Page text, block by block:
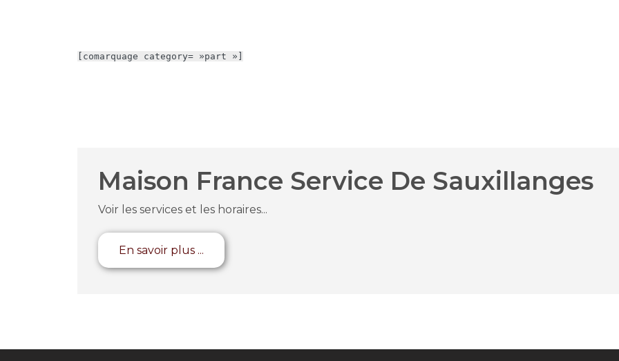
[comarquage category= »part »]
Maison France Service De Sauxillanges
Voir les services et les horaires...
En savoir plus ...